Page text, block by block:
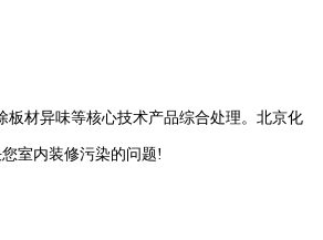
板材异味等核心技术产品综合处理。 北京化
室内装修污染的问题!